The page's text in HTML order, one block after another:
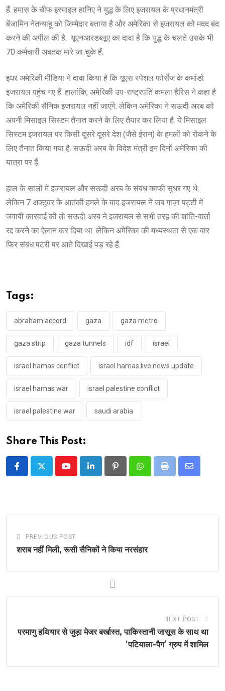
हैं. हमास के चीफ इस्माइल हानिए ने युद्ध के लिए इजरायल के प्रधानमंत्री
बेंजामिन नेतन्याहू को जिम्मेदार बताया है और अमेरिका से इजरायल को मदद बंद
करने की अपील की है. यूएनआरडब्लूए का दावा है कि युद्ध के चलते उसके भी
70 कर्मचारी अबतक मारे जा चुके हैं.
इधर अमेरिकी मीडिया ने दावा किया है कि यूएस स्पेशल फोर्सेज के कमांडो
इजरायल पहुंच गए हैं. हालांकि, अमेरिकी उप-राष्ट्रपति कमला हैरिस ने कहा है
कि अमेरिकी सैनिक इजरायल नहीं जाएंगे. लेकिन अमेरिका ने सऊदी अरब को
अपनी मिसाइल सिस्टम तैनात करने के लिए तैयार कर लिया है. ये मिसाइल
सिस्टम इजरायल पर किसी दूसरे दूसरे देश (जैसे ईरान) के हमलों को रोकने के
लिए तैनात किया गया है. सऊदी अरब के विदेश मंत्री इन दिनों अमेरिका की
यात्रा पर हैं.
हाल के सालों में इजरायल और सऊदी अरब के संबंध काफी सुधर गए थे.
लेकिन 7 अक्टूबर के आतंकी हमले के बाद इजरायल ने जब गाज़ा पट्टी में
जवाबी कारवाई की तो सऊदी अरब ने इजरायल से सभी तरह की शांति-वार्ता
रद्द करने का ऐलान कर दिया था. लेकिन अमेरिका की मध्यस्थता से एक बार
फिर संबंध पटरी पर आते दिखाई पड़ रहे हैं.
Tags:
abraham accord gaza gaza metro
gaza strip gaza tunnels idf israel
israel hamas conflict israel hamas live news update
israel hamas war israel palestine conflict
israel palestine war saudi arabia
Share This Post:
YoutubeLinkedIn PinterestWhatsappPrint
Share
PREVIOUS POST
शराब नहीं मिली, रूसी सैनिकों ने किया नरसंहार
NEXT POST
परमाणु हथियार से जुड़ा मेजर बर्खास्त, पाकिस्तानी जासूस के साथ था
‘पटियाला-पैग’ ग्रुप में शामिल